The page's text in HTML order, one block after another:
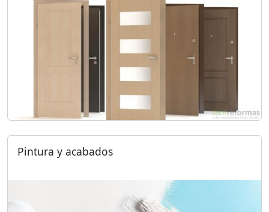
Pintura y acabados